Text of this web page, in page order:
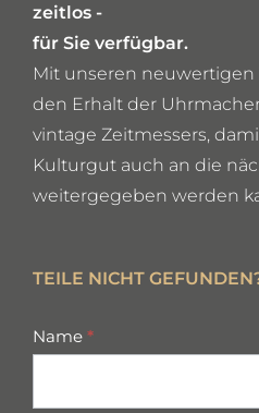
zeitlos -
für Sie verfügbar.
Mit unseren neuwertigen
den Erhalt der
vintage Zeitmessers,
Kulturgut auch an die
weitergegeben werden
TEILE NICHT
missing
Name *